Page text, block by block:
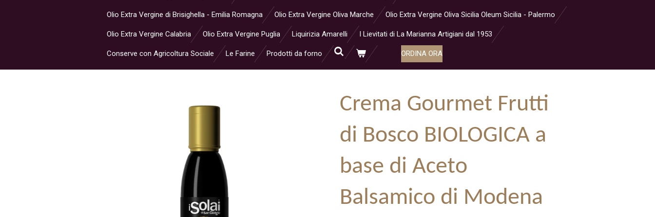
Olio Extra Vergine di Brisighella - Emilia Romagna Olio Extra Vergine Oliva Marche Olio Extra Vergine Oliva Sicilia Oleum Sicilia - Palermo
Olio Extra Vergine Calabria Olio Extra Vergine Puglia Liquirizia Amarelli I Lievitati di La Marianna Artigiani dal 1953
Conserve con Agricoltura Sociale Le Farine Prodotti da forno ORDINA ORA
Crema Gourmet Frutti
di Bosco BIOLOGICA a
base di Aceto
Balsamico di Modena